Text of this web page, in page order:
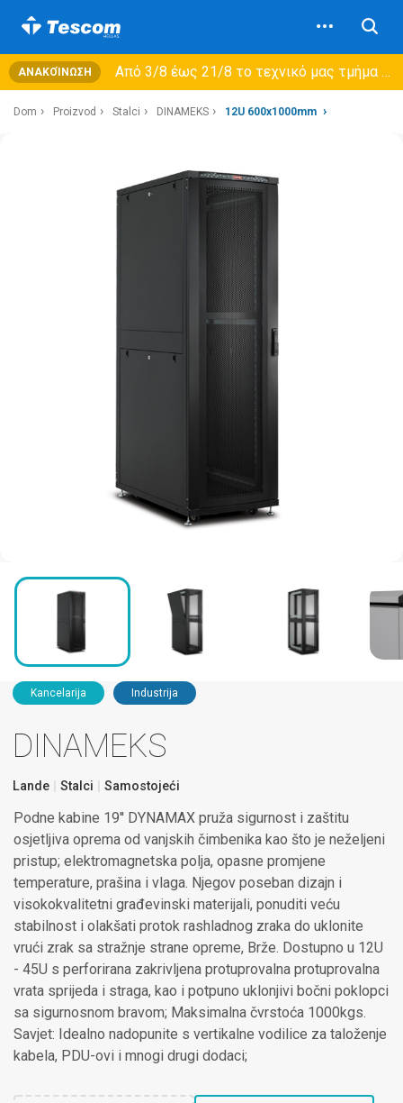
ΑΝΑΚΟΊΝΩΣΗ Από 3/8 έως 21/8 τo τεχνικό μας τμήμα θα εξυπηρετεί μόνο συμβόλαια συντήρησης και όχι νέες παραλαβές →
Dom Proizvod Stalci DINAMEKS 12U 600x1000mm
Kancelarija Industrija
DINAMEKS
Lande Stalci Samostojeći
Podne kabine 19'' DYNAMAX pruža sigurnost i zaštitu
osjetljiva oprema od vanjskih čimbenika kao što je neželjeni
pristup; elektromagnetska polja, opasne promjene
temperature, prašina i vlaga. Njegov poseban dizajn i
visokokvalitetni građevinski materijali, ponuditi veću
stabilnost i olakšati protok rashladnog zraka do uklonite
vrući zrak sa stražnje strane opreme, Brže. Dostupno u 12U
- 45U s perforirana zakrivljena protuprovalna protuprovalna
vrata sprijeda i straga, kao i potpuno uklonjivi bočni poklopci
sa sigurnosnom bravom; Maksimalna čvrstoća 1000kgs.
Savjet: Idealno nadopunite s vertikalne vodilice za taloženje
kabela, PDU-ovi i mnogi drugi dodaci;